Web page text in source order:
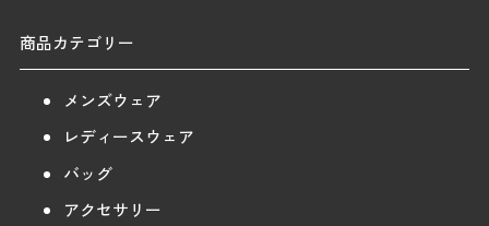
商品カテゴリー
メンズウェア
レディースウェア
バッグ
アクセサリー